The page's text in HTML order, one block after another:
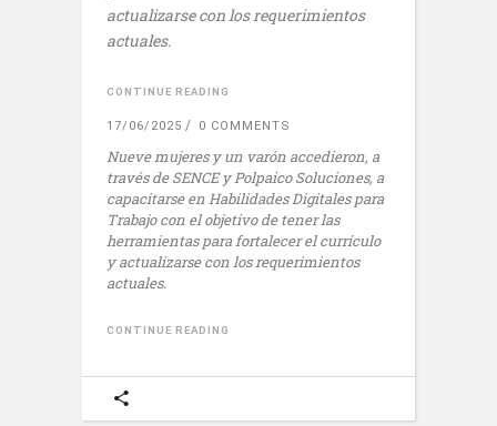
actualizarse con los requerimientos
actuales.
CONTINUE READING
17/06/2025 0 COMMENTS
Nueve mujeres y un varón accedieron, a
través de SENCE y Polpaico Soluciones, a
capacitarse en Habilidades Digitales para
Trabajo con el objetivo de tener las
herramientas para fortalecer el currículo
y actualizarse con los requerimientos
actuales.
CONTINUE READING